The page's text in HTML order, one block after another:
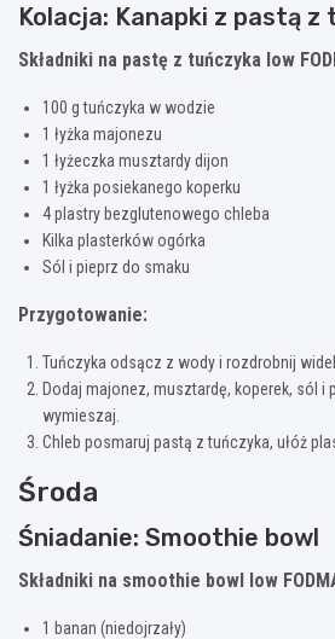
Kolacja: Kanapki z pastą z
Składniki na pastę z tuńczyka low
100 g tuńczyka w wodzie
1 łyżka majonezu
1 łyżeczka musztardy dijon
1 łyżka posiekanego koperku
4 plastry bezglutenowego chleba
Kilka plasterków ogórka
Sól i pieprz do smaku
Przygotowanie:
Tuńczyka odsącz z wody i rozdrobnij
Dodaj majonez, musztardę, koperek, sól i
wymieszaj.
Chleb posmaruj pastą z tuńczyka, ułóż
Środa
Śniadanie: Smoothie bowl
Składniki na smoothie bowl low
1 banan (niedojrzały)